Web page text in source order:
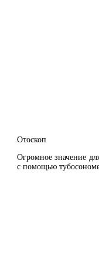
Отоскоп
Огромное значение
с помощью